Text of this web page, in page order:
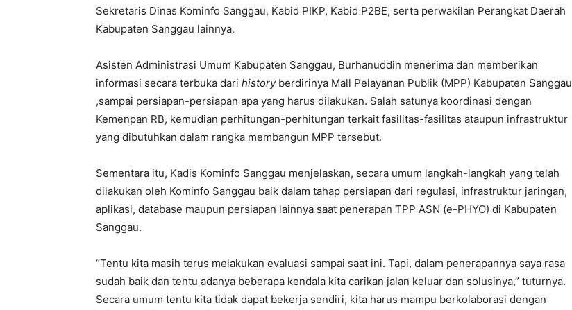
Sekretaris Dinas Kominfo Sanggau, Kabid PIKP, Kabid P2BE, serta perwakilan Perangkat Daerah
Kabupaten Sanggau lainnya.
Asisten Administrasi Umum Kabupaten Sanggau, Burhanuddin menerima dan memberikan
informasi secara terbuka dari historyberdirinya Mall Pelayanan Publik (MPP) Kabupaten Sanggau
,sampai persiapan-persiapan apa yang harus dilakukan. Salah satunya koordinasi dengan
Kemenpan RB, kemudian perhitungan-perhitungan terkait fasilitas-fasilitas ataupun infrastruktur
yang dibutuhkan dalam rangka membangun MPP tersebut.
Sementara itu, Kadis Kominfo Sanggau menjelaskan, secara umum langkah-langkah yang telah
dilakukan oleh Kominfo Sanggau baik dalam tahap persiapan dari regulasi, infrastruktur jaringan,
aplikasi, database maupun persiapan lainnya saat penerapan TPP ASN (e-PHYO) di Kabupaten
Sanggau.
“Tentu kita masih terus melakukan evaluasi sampai saat ini. Tapi, dalam penerapannya saya rasa
sudah baik dan tentu adanya beberapa kendala kita carikan jalan keluar dan solusinya,” tuturnya.
Secara umum tentu kita tidak dapat bekerja sendiri, kita harus mampu berkolaborasi dengan